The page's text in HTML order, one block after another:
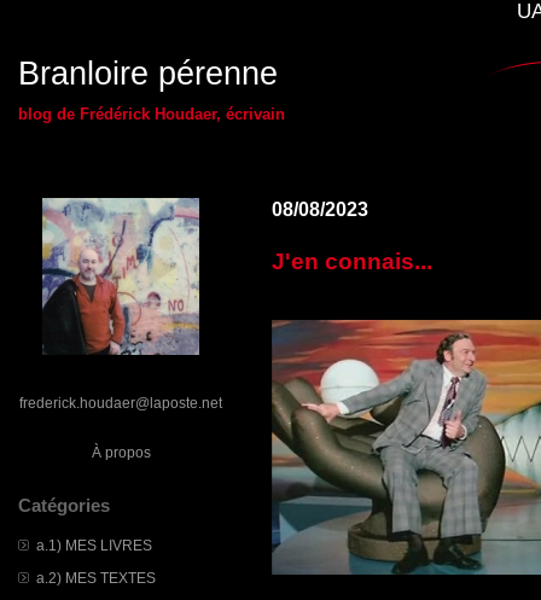
Branloire pérenne
blog de Frédérick Houdaer, écrivain
frederick.houdaer@laposte.net
À propos
Catégories
a.1) MES LIVRES
a.2) MES TEXTES
08/08/2023
J'en connais...